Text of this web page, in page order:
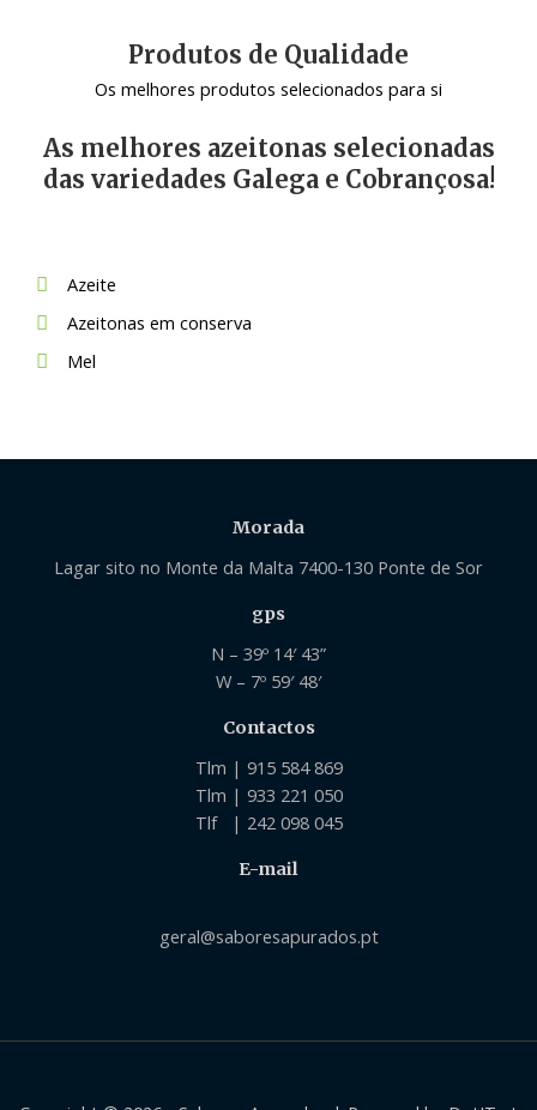
Produtos de Qualidade
Os melhores produtos selecionados para si
As melhores azeitonas selecionadas
das variedades Galega e Cobrançosa!
Azeite
Azeitonas em conserva
Mel
Morada
Lagar sito no Monte da Malta 7400-130 Ponte de Sor
gps
N – 39º 14′ 43”
W – 7º 59′ 48′
Contactos
Tlm | 915 584 869
Tlm | 933 221 050
Tlf | 242 098 045
E-mail
geral@saboresapurados.pt